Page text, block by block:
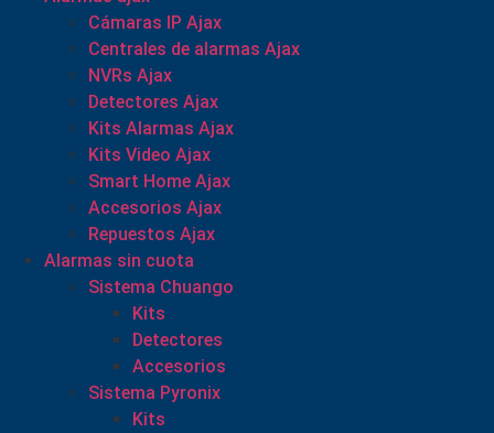
Cámaras IP Ajax
Centrales de alarmas Ajax
NVRs Ajax
Detectores Ajax
Kits Alarmas Ajax
Kits Video Ajax
Smart Home Ajax
Accesorios Ajax
Repuestos Ajax
Alarmas sin cuota
Sistema Chuango
Kits
Detectores
Accesorios
Sistema Pyronix
Kits